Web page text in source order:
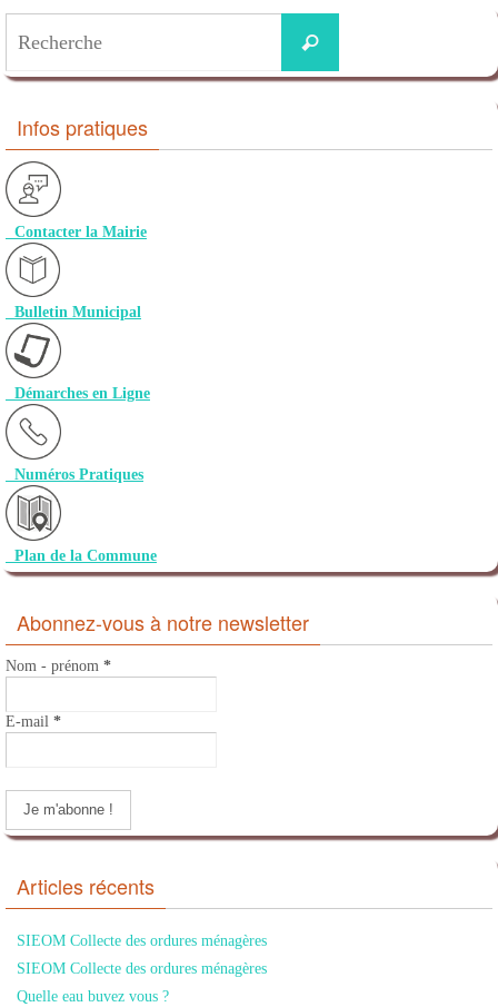
Infos pratiques
Contacter la Mairie
Bulletin Municipal
Démarches en Ligne
Numéros Pratiques
Plan de la Commune
Abonnez-vous à notre newsletter
Nom - prénom *
E-mail *
Articles récents
SIEOM Collecte des ordures ménagères
SIEOM Collecte des ordures ménagères
Quelle eau buvez vous ?